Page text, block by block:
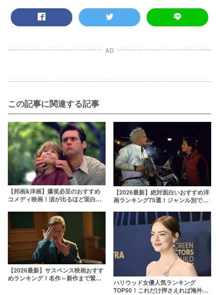
AD
この記事に関連する記事
【邦画&洋画】爆笑必至のおすすめ
コメディ映画！涙が出るほど面白い
【2026最新】絶対面白いおすすめ洋
画ランキング75選！ジャンル別で不
【2026最新】サスペンス映画おすす
めランキング！名作～新作まで緊迫
ハリウッド女優人気ランキング
TOP50！これだけ押さえれば海外女